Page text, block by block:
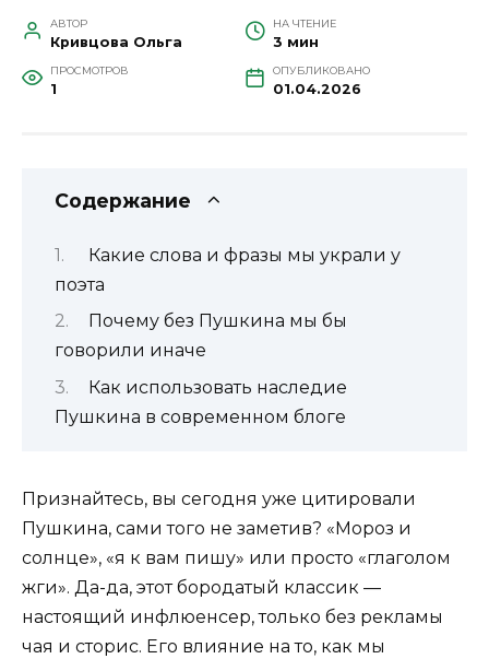
АВТОР
Кривцова Ольга
НА ЧТЕНИЕ
3 мин
ПРОСМОТРОВ
1
ОПУБЛИКОВАНО
01.04.2026
Содержание
Какие слова и фразы мы украли у
поэта
Почему без Пушкина мы бы
говорили иначе
Как использовать наследие
Пушкина в современном блоге
Признайтесь, вы сегодня уже цитировали
Пушкина, сами того не заметив? «Мороз и
солнце», «я к вам пишу» или просто «глаголом
жги». Да-да, этот бородатый классик —
настоящий инфлюенсер, только без рекламы
чая и сторис. Его влияние на то, как мы